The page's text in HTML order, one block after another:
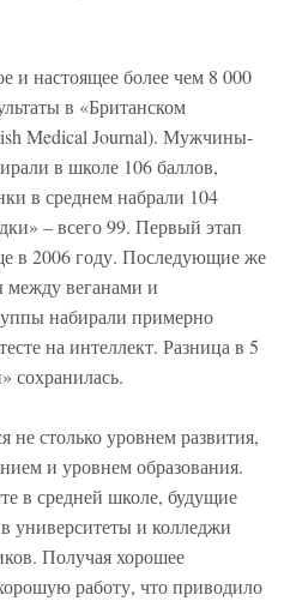
и настоящее более чем 8 000
в «Британском
Medical Journal). Мужчины-
в школе 106 баллов,
в среднем набрали 104
– всего 99. Первый этап
в 2006 году. Последующие же
между веганами и
набирали примерно
на интеллект. Разница в 5
сохранилась.
не столько уровнем развития,
и уровнем образования.
в средней школе, будущие
университеты и колледжи
Получая хорошее
работу, что приводило